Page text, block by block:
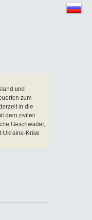
und
zum
in die
dem zivilen
Geschwader,
Ukraine-Krise